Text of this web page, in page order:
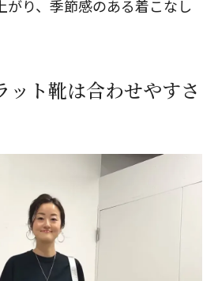
がり、季節感のある着こなし
ット靴は合わせやすさ